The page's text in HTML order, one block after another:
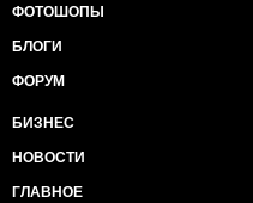
ФОТОШОПЫ
БЛОГИ
ФОРУМ
БИЗНЕС
НОВОСТИ
ГЛАВНОЕ